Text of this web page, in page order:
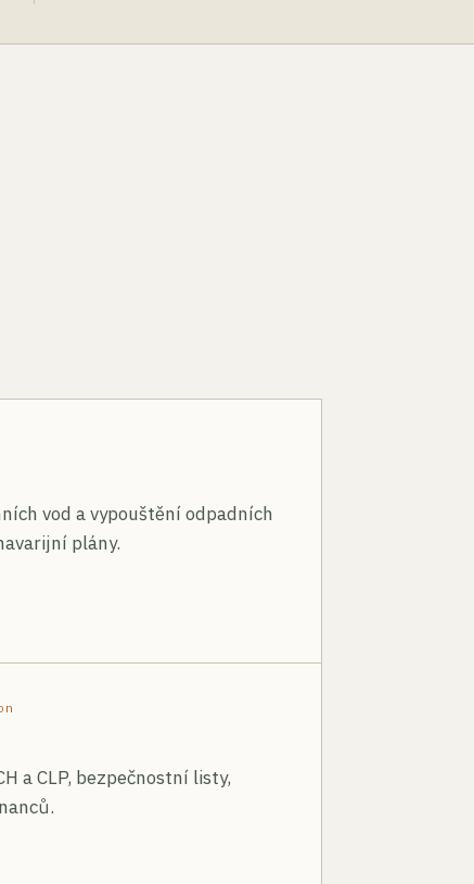
vod a vypouštění odpadních
plány.
a CLP, bezpečnostní listy,